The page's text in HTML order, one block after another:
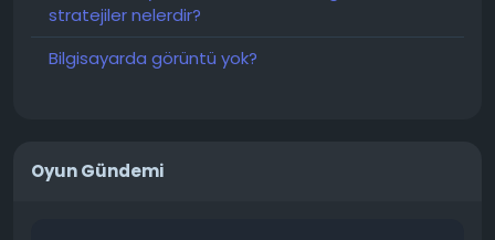
stratejiler nelerdir?
Bilgisayarda görüntü yok?
Oyun Gündemi